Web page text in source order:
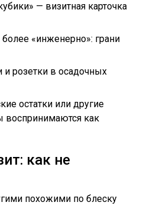
— визитная карточка
«инженерно»: грани
и розетки в осадочных
остатки или другие
как
как не
похожими по блеску